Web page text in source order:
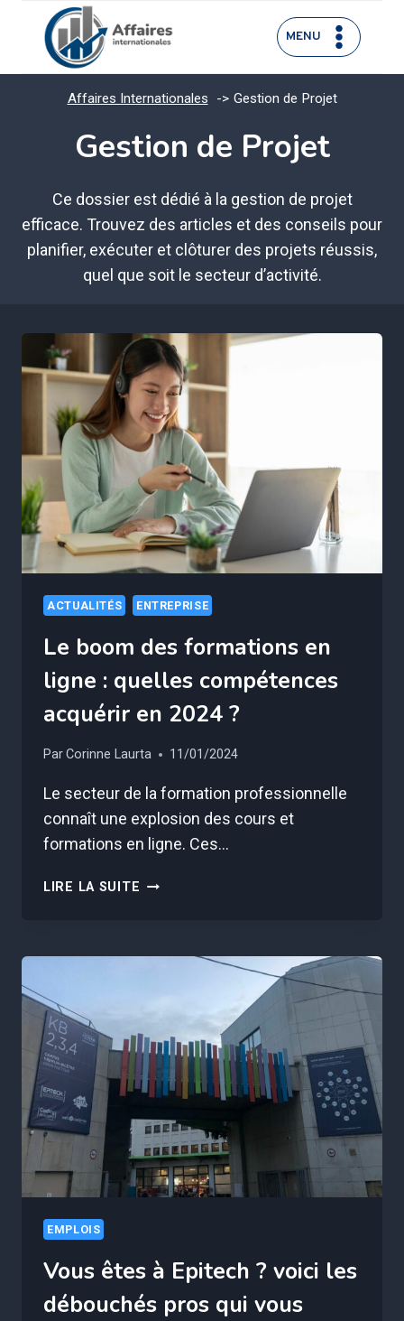
contenu
MENU
Affaires Internationales Gestion de Projet
Gestion de Projet
Ce dossier est dédié à la gestion de projet
efficace. Trouvez des articles et des conseils pour
planifier, exécuter et clôturer des projets réussis,
quel que soit le secteur d’activité.
ACTUALITÉS ENTREPRISE
Le boom des formations en
ligne : quelles compétences
acquérir en 2024 ?
ParCorinne Laurta 11/01/2024
Le secteur de la formation professionnelle
connaît une explosion des cours et
formations en ligne. Ces…
LIRE LA SUITE LE
COMPÉTENCES
ACQUÉRIR
EN
?
EMPLOIS
Vous êtes à Epitech ? voici les
débouchés pros qui vous